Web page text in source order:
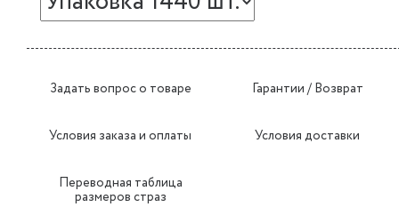
Задать вопрос о товаре Гарантии / Возврат
Условия заказа и оплаты Условия доставки
Переводная таблица
размеров страз